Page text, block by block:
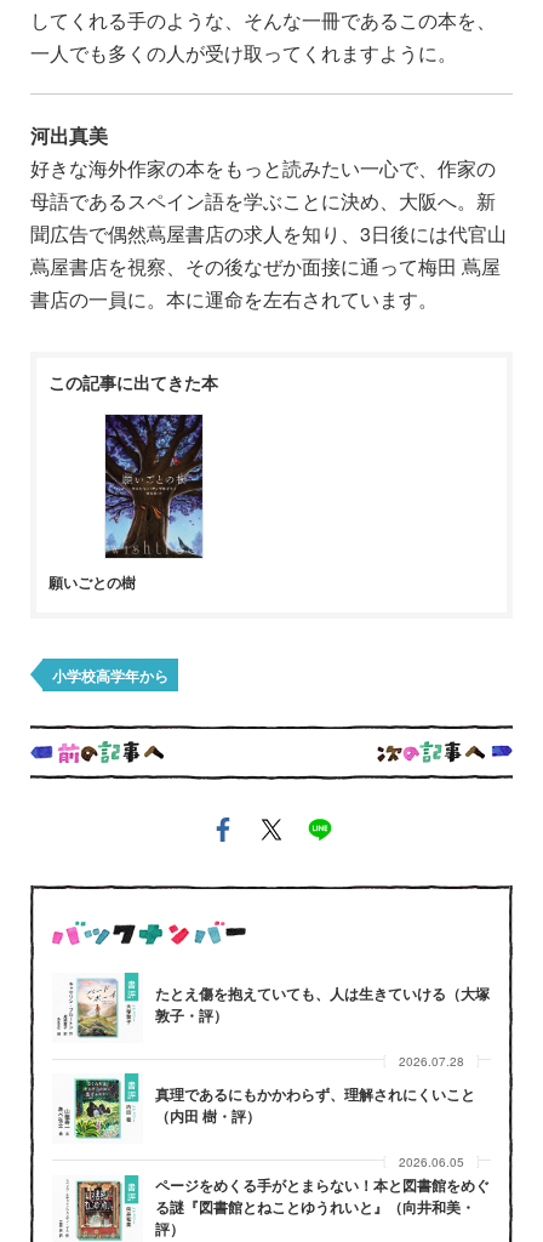
してくれる手のような、そんな一冊であるこの本を、
一人でも多くの人が受け取ってくれますように。
河出真美
好きな海外作家の本をもっと読みたい一心で、作家の
母語であるスペイン語を学ぶことに決め、大阪へ。新
聞広告で偶然蔦屋書店の求人を知り、 3日後には代官山
蔦屋書店を視察、その後なぜか面接に通って梅田 蔦屋
書店の一員に。本に運命を左右されています。
この記事に出てきた本
願いごとの樹
小学校高学年から
たとえ傷を抱えていても、人は生きていける（大塚
敦子・評）
2026.07.28
真理であるにもかかわらず、理解されにくいこと
（内田 樹・評）
2026.06.05
ページをめくる手がとまらない！本と図書館をめぐ
る謎『図書館とねことゆうれいと』（向井和美・
評）